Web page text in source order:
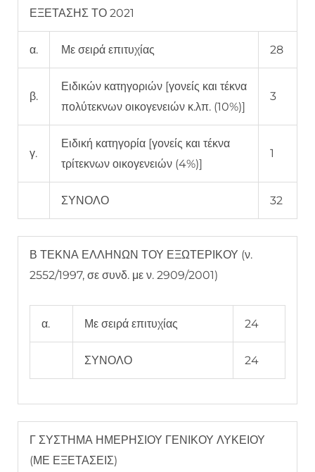
ΕΞΕΤΑΣΗΣ ΤΟ 2021
α. Με σειρά επιτυχίας 28
β.
Ειδικών κατηγοριών [γονείς και τέκνα
πολύτεκνων οικογενειών κ.λπ. (10%)]
3
γ.
Ειδική κατηγορία [γονείς και τέκνα
τρίτεκνων οικογενειών (4%)]
1
ΣΥΝΟΛΟ 32
Β ΤΕΚΝΑ ΕΛΛΗΝΩΝ ΤΟΥ ΕΞΩΤΕΡΙΚΟΥ (ν.
2552/1997, σε συνδ. με ν. 2909/2001)
α. Με σειρά επιτυχίας 24
ΣΥΝΟΛΟ 24
Γ ΣΥΣΤΗΜΑ ΗΜΕΡΗΣΙΟΥ ΓΕΝΙΚΟΥ ΛΥΚΕΙΟΥ
(ΜΕ ΕΞΕΤΑΣΕΙΣ)